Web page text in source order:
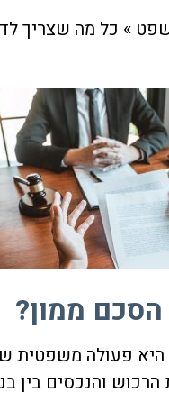
» כל מה שצריך
ממון?
היא פעולה משפטית
והנכסים בין